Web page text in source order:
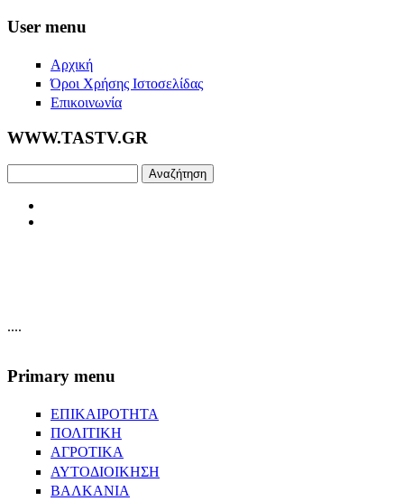
Skip to main content
User menu
Αρχική
Όροι Χρήσης Ιστοσελίδας
Επικοινωνία
WWW.TASTV.GR
....
Primary menu
ΕΠΙΚΑΙΡΟΤΗΤΑ
ΠΟΛΙΤΙΚΗ
ΑΓΡΟΤΙΚΑ
ΑΥΤΟΔΙΟΙΚΗΣΗ
ΒΑΛΚΑΝΙΑ